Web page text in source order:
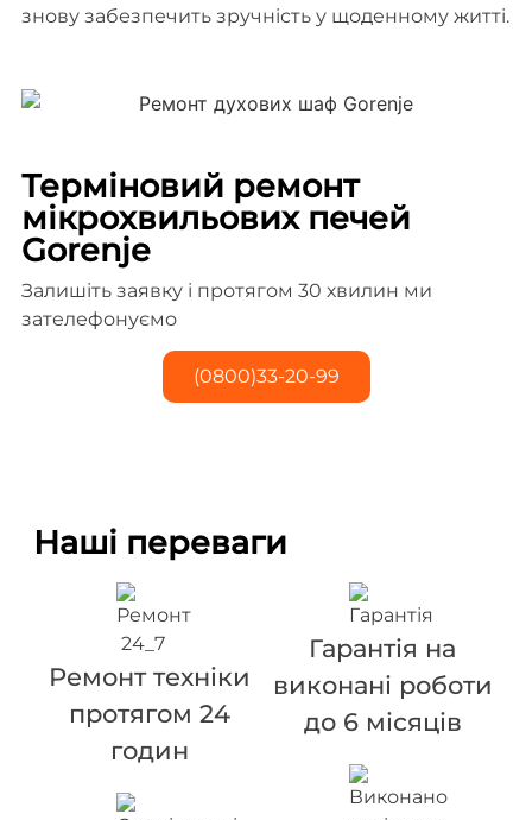
знову забезпечить зручність у щоденному житті.
Терміновий ремонт
мікрохвильових печей
Gorenje
Залишіть заявку і протягом 30 хвилин ми
зателефонуємо
(0800)33-20-99
Наші переваги
Ремонт техніки
протягом 24
годин
Гарантія на
виконані роботи
до 6 місяців